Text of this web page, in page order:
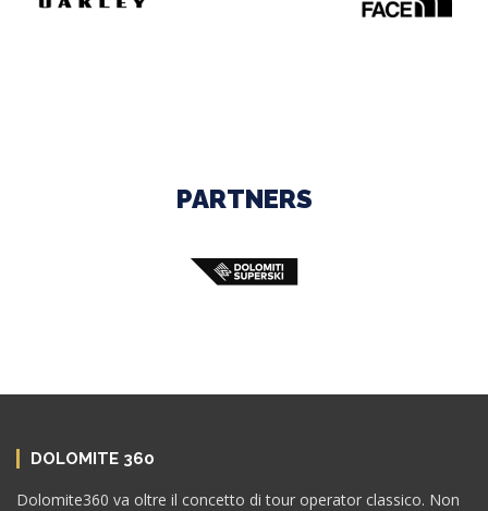
PARTNERS
DOLOMITE 360
Dolomite360 va oltre il concetto di tour operator classico. Non